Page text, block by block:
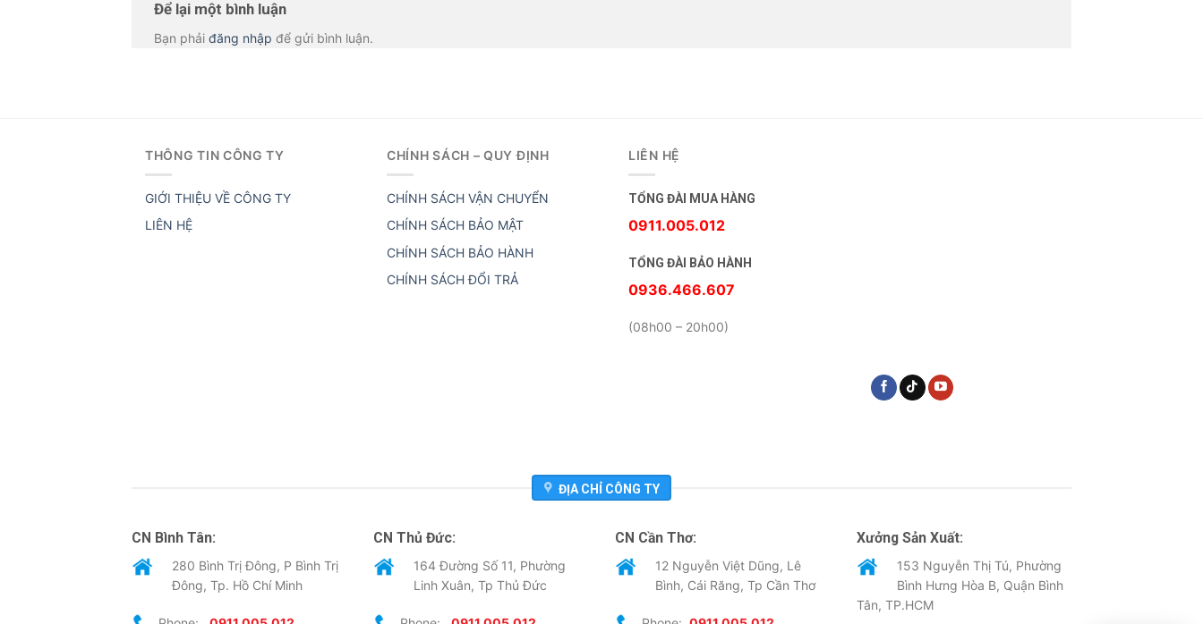
Để lại một bình luận
Bạn phải đăng nhập để gửi bình luận.
THÔNG TIN CÔNG TY
GIỚI THIỆU VỀ CÔNG TY
LIÊN HỆ
CHÍNH SÁCH – QUY ĐỊNH
CHÍNH SÁCH VẬN CHUYỂN
CHÍNH SÁCH BẢO MẬT
CHÍNH SÁCH BẢO HÀNH
CHÍNH SÁCH ĐỔI TRẢ
LIÊN HỆ
TỔNG ĐÀI MUA HÀNG
0911.005.012
TỔNG ĐÀI BẢO HÀNH
0936.466.607
(08h00 – 20h00)
ĐỊA CHỈ CÔNG TY
CN Bình Tân:
280 Bình Trị Đông, P Bình Trị
Đông, Tp. Hồ Chí Minh
CN Thủ Đức:
164 Đường Số 11, Phường
Linh Xuân, Tp Thủ Đức
CN Cần Thơ:
12 Nguyễn Việt Dũng, Lê
Bình, Cái Răng, Tp Cần Thơ
Xưởng Sản Xuất:
153 Nguyễn Thị Tú, Phường
Bình Hưng Hòa B, Quận Bình
Tân, TP.HCM